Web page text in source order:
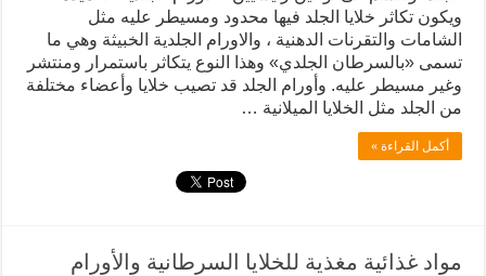
ويكون تكاثر خلايا الجلد فيها محدود ومسيطر عليه مثل
الشامات والتقرنات الدهنية ، والاورام الجلدية الخبيثة وهي ما
تسمى «بالسرطان الجلدي» وهذا النوع يتكاثر باستمرار ومنتشر
وغير مسيطر عليه. وأورام الجلد قد تصيب خلايا وأعضاء مختلفة
من الجلد مثل الخلايا الميلانية …
أكمل القراءة »
مواد غذائية مغذية للخلايا السرطانية والأورام